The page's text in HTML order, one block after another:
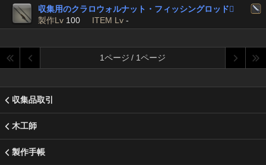
収集用のクラロウォルナット・フィッシングロッド
製作Lv 100 ITEM Lv -
1ページ / 1ページ
収集品取引
木工師
製作手帳